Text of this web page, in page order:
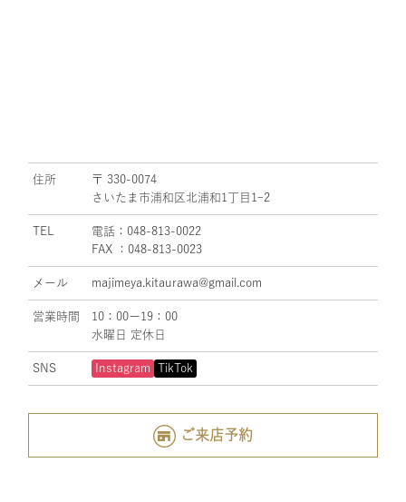
住所
〒 330-0074
さいたま市浦和区北浦和1丁目1ｰ2
TEL
電話：048-813-0022
FAX ：048-813-0023
メール majimeya.kitaurawa@gmail.com
営業時間
10：00ー19：00
水曜日 定休日
SNS Instagram TikTok
ご来店予約